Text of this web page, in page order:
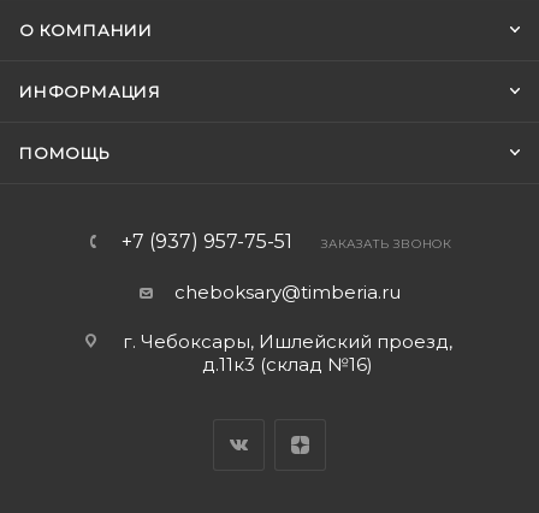
О КОМПАНИИ
ИНФОРМАЦИЯ
ПОМОЩЬ
+7 (937) 957-75-51 ЗАКАЗАТЬ ЗВОНОК
cheboksary@timberia.ru
г. Чебоксары, Ишлейский проезд,
д.11к3 (склад №16)